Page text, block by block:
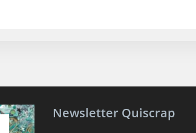
Newsletter Quiscrap